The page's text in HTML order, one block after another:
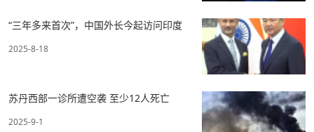
“三年多来首次”，中国外长今起访问印度
2025-8-18
苏丹西部一诊所遭空袭 至少12人死亡
2025-9-1